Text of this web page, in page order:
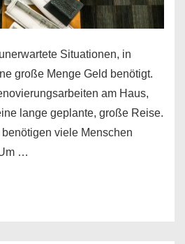
Situationen, in
große Menge Geld benötigt.
am Haus,
lange geplante, große Reise.
viele Menschen
…